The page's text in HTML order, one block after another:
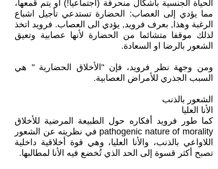
الحياة الجنسية بأشكال منحرفة (اجتماعيا!) أو يتم قمعها،
مما يؤدي إلى العصاب: الحضارة تستدعي تأجيل اشباع
الرغبة وهذا, بعرف فرويد, يؤدي الى العصاب. فرويد اتخذ
لذلك موقفا متشائما من الحضارة لأنها عصابية وتعيق
الشعور بالرضا او السعادة.
ومن وجهة نظر فرويد، فإن "الأخلاق الحضارية " هي
السبب الجذري للأمراض العصابية.
الشعور بالذنب
الأنا العليا
كما طور فرويد أفكاره حول الطبيعة المرضية للأخلاق
pathogenic nature of morality في نظريته عن الشعور
اللاواعي بالذنب، والأنا العليا، وهي قوة أخلاقية داخلية
تصبح أكثر قسوة إلى الحد الذي تُخضع فيه الأنا لمطالبها.